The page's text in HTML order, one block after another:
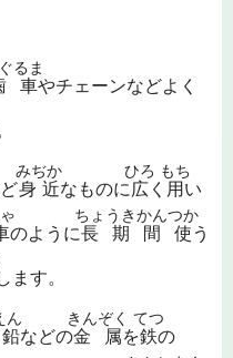
車
るま
やチェーンなどよく
身近
みぢか
なものに 広
ひろ
く 用
もち
い
のように長期間使
ちょうきかんつか
う
ます。
ん
などの金属
きんぞく
を鉄
てつ
の